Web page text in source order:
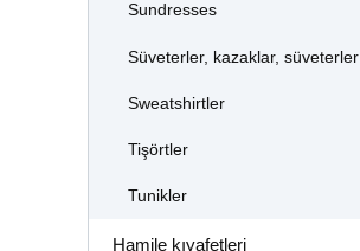
Sundresses
Süveterler, kazaklar, süveterler
Sweatshirtler
Tişörtler
Tunikler
Hamile kıyafetleri